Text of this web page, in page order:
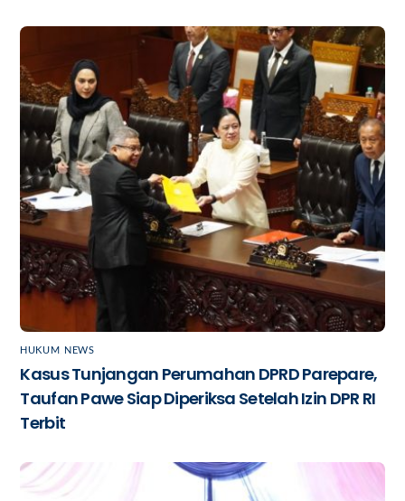
HUKUM NEWS
Kasus Tunjangan Perumahan DPRD Parepare,
Taufan Pawe Siap Diperiksa Setelah Izin DPR RI
Terbit